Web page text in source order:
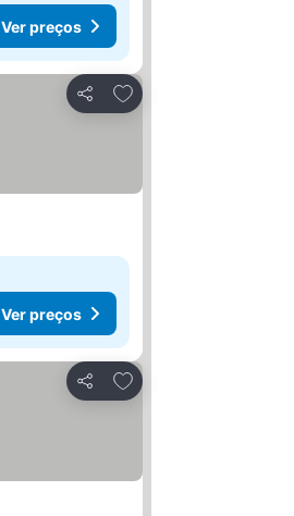
Ver preços
Partilhar
Adicionar aos favoritos
Ver preços
Partilhar
Adicionar aos favoritos